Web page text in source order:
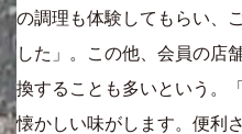
の調理も体験してもらい、
した」。この他、会員の店
換することも多いという。
懐かしい味がします。便利